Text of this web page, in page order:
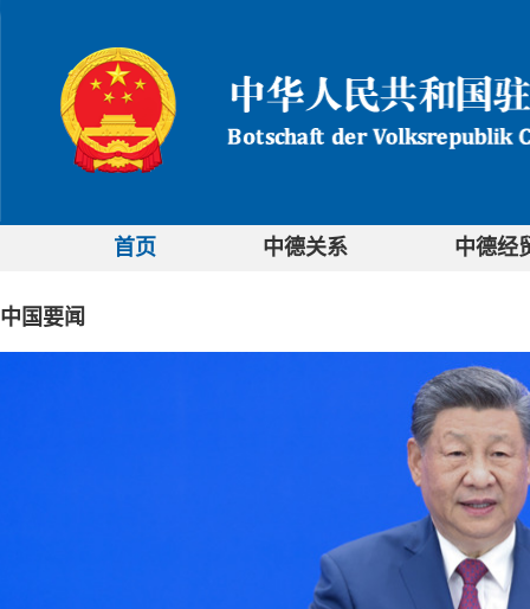
首页 中德关系 中德经
中国要闻